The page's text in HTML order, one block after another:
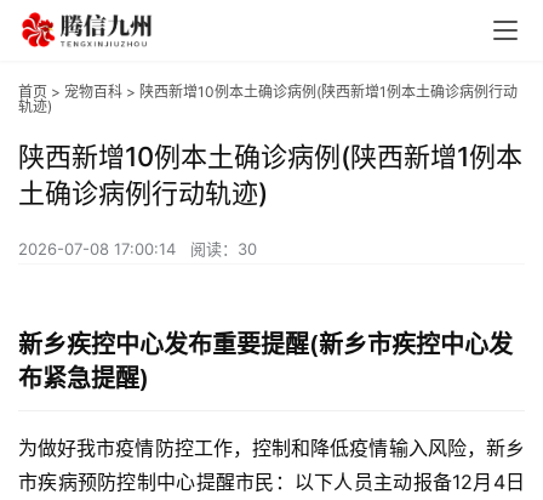
首页 > 宠物百科 > 陕西新增10例本土确诊病例(陕西新增1例本土确诊病例行动
轨迹)
陕西新增10例本土确诊病例(陕西新增1例本
土确诊病例行动轨迹)
2026-07-08 17:00:14 阅读：30
新乡疾控中心发布重要提醒(新乡市疾控中心发
布紧急提醒)
为做好我市疫情防控工作，控制和降低疫情输入风险，新乡
市疾病预防控制中心提醒市民：以下人员主动报备12月4日